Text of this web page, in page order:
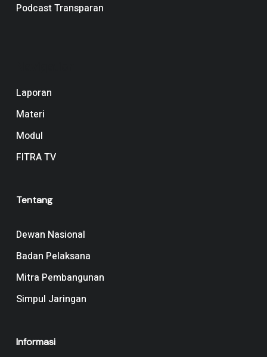
Podcast Transparan
Laporan
Materi
Modul
FITRA TV
Tentang
Dewan Nasional
Badan Pelaksana
Mitra Pembangunan
Simpul Jaringan
Informasi